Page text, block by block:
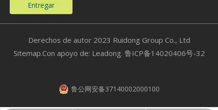
Entregar
​Derechos de autor 2023 Ruidong Group Co., Ltd
Sitemap.Con apoyo de: Leadong. 鲁ICP备14020406号-32
鲁公网安备37140002000100